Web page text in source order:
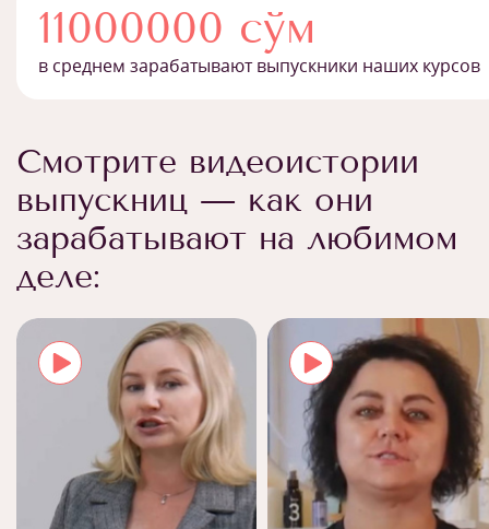
11000000 сўм
в среднем зарабатывают выпускники наших курсов
Смотрите видеоистории
выпускниц — как они
зарабатывают на любимом
деле: